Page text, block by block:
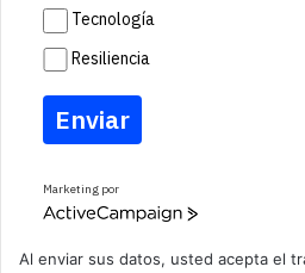
Tecnología
Resiliencia
Enviar
Marketing por
A
Al enviar sus datos, usted acepta el